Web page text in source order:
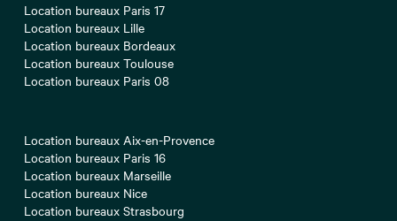
Location bureaux Paris 17
Location bureaux Lille
Location bureaux Bordeaux
Location bureaux Toulouse
Location bureaux Paris 08
Location bureaux Aix-en-Provence
Location bureaux Paris 16
Location bureaux Marseille
Location bureaux Nice
Location bureaux Strasbourg